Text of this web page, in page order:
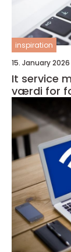
inspiration
15. January 2026
It service
værdi for